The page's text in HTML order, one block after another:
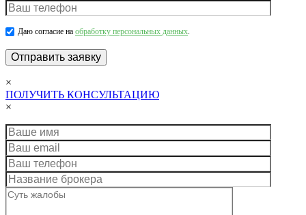
Даю согласие на обработку персональных данных.
×
ПОЛУЧИТЬ КОНСУЛЬТАЦИЮ
×